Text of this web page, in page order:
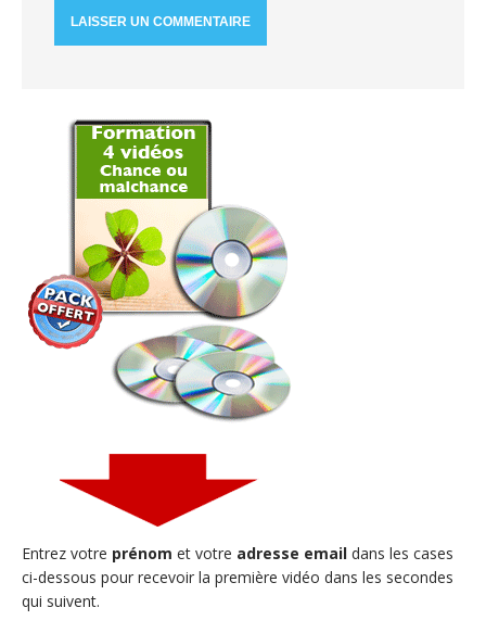
Entrez votre prénom et votre adresse email dans les cases
ci-dessous pour recevoir la première vidéo dans les secondes
qui suivent.